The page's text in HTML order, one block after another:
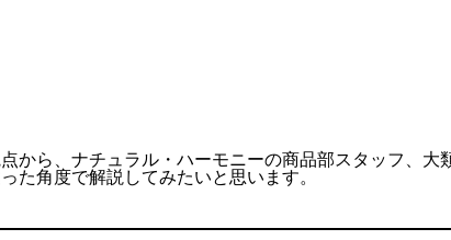
から、ナチュラル・ハーモニーの商品部スタッフ、大
た角度で解説してみたいと思います。